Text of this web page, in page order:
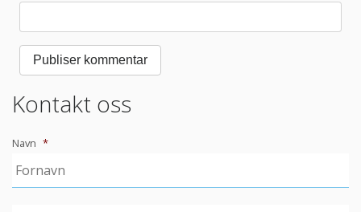
Kontakt oss
Navn *